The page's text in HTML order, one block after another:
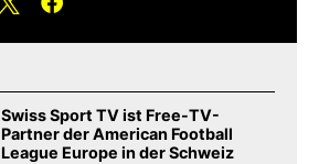
Swiss Sport TV ist Free-TV-
Partner der American Football
League Europe in der Schweiz